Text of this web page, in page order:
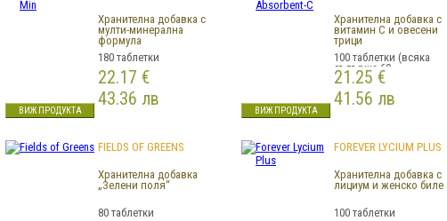
Хранителна добавка с
мулти-минерална
формула
180 таблетки
22.17 €
43.36 лв
ВИЖ ПРОДУКТА
Хранителна добавка с
витамин С и овесени
трици
100 таблетки (всяка
съдържа 60
21.25 €
41.56 лв
ВИЖ ПРОДУКТА
FIELDS OF GREENS
Хранителна добавка
„Зелени поля“
80 таблетки
FOREVER LYCIUM PLUS
Хранителна добавка с
лициум и женско биле
100 таблетки